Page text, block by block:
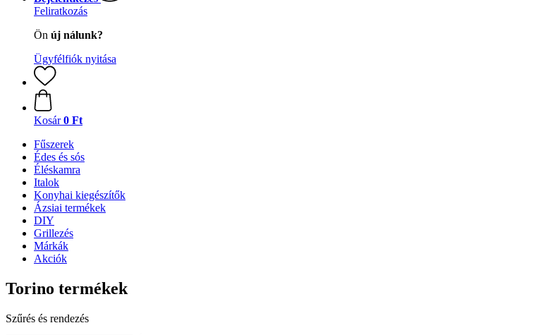
Feliratkozás
Ön új nálunk?
Ügyfélfiók nyitása
Kosár 0 Ft
Fűszerek
Édes és sós
Éléskamra
Italok
Konyhai kiegészítők
Ázsiai termékek
DIY
Grillezés
Márkák
Akciók
Torino termékek
Szűrés és rendezés